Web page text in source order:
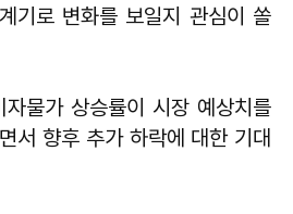
기로 변화를 보일지 관심이 쏠
물가 상승률이 시장 예상치를
서 향후 추가 하락에 대한 기대